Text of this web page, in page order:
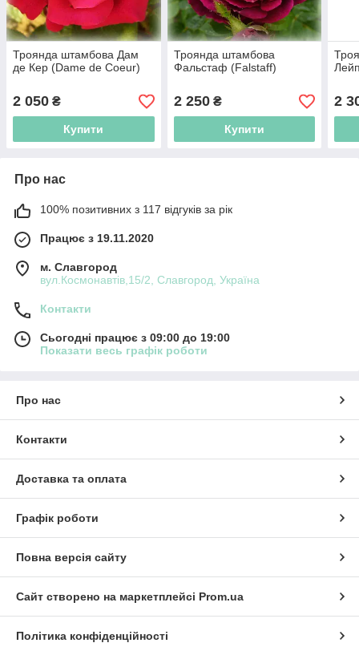
Троянда штамбова Дам
де Кер (Dame de Coeur)
2 050 ₴
Купити
Троянда штамбова
Фальстаф (Falstaff)
2 250₴
Купити
2
Про нас
100% позитивних з 117 відгуків за рік
Працює з 19.11.2020
м. Славгород
вул.Космонавтів,15/2, Славгород, Україна
Контакти
Сьогодні працює з 09:00 до 19:00
Показати весь графік роботи
Про нас
Контакти
Доставка та оплата
Графік роботи
Повна версія сайту
Сайт створено на маркетплейсі Prom.ua
Політика конфіденційності